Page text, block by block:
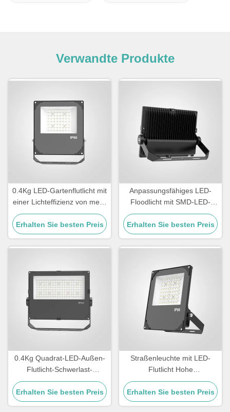
Verwandte Produkte
0.4Kg LED-Gartenflutlicht mit
einer Lichteffizienz von mehr
als 110lmW
Erhalten Sie besten Preis
Anpassungsfähiges LED-
Floodlicht mit SMD-LED-
Lichtquelle und
Lichtwirkungsgrad
100110LMW geeignet für
kommerzielle Anwendungen
Erhalten Sie besten Preis
0.4Kg Quadrat-LED-Außen-
Flutlicht-Schwerlast-
Außenbeleuchtung für
Sicherheitsbeleuchtung und
Außenveranstaltungsorte
Erhalten Sie besten Preis
Straßenleuchte mit LED-
Flutlicht Hohe
Lichtwirksamkeit über
110lmW Temperatur
Toleranz von minus 20°C bis
Erhalten Sie besten Preis